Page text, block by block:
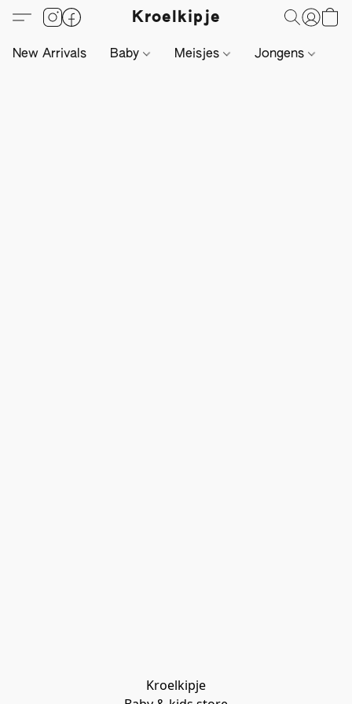
Kroelkipje
New Arrivals Baby Meisjes Jongens
Kroelkipje